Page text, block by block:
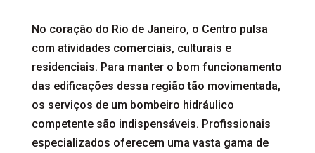
No coração do Rio de Janeiro, o Centro pulsa
com atividades comerciais, culturais e
residenciais. Para manter o bom funcionamento
das edificações dessa região tão movimentada,
os serviços de um bombeiro hidráulico
competente são indispensáveis. Profissionais
especializados oferecem uma vasta gama de